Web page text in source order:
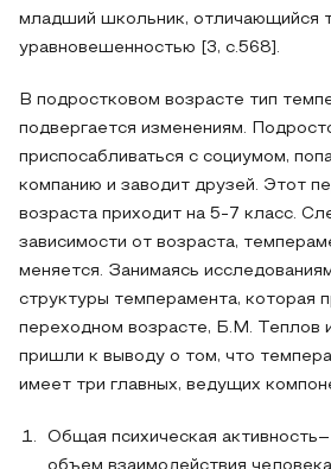
младший школьник, отличающийся
уравновешенностью [3, c.568].
В подростковом возрасте тип
подвергается изменениям.
приспосабливаться с социумом,
компанию и заводит друзей. Этот
возраста приходит на 5-7 класс.
зависимости от возраста,
меняется. Занимаясь
структуры темперамента, которая
переходном возрасте, Б.М. Теплов
пришли к выводу о том, что
имеет три главных, ведущих
Общая психическая активность–